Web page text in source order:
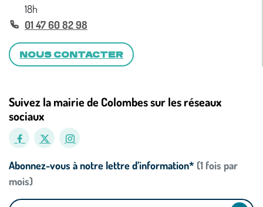
18h
01 47 60 82 98
NOUS CONTACTER
Suivez la mairie de Colombes sur les réseaux
sociaux
Abonnez-vous à notre lettre d’information* (1 fois par
mois)